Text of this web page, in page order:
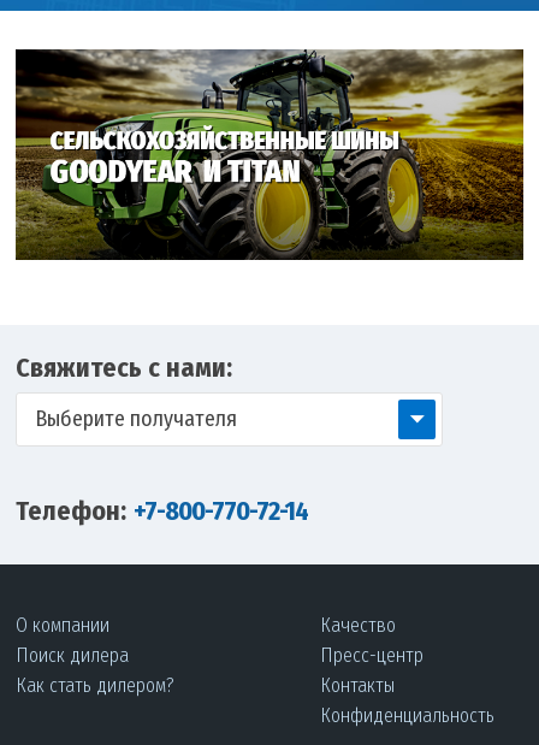
Свяжитесь с нами:
Выберите получателя
Телефон: +7-800-770-72-14
О компании
Поиск дилера
Как стать дилером?
Качество
Пресс-центр
Контакты
Конфиденциальность